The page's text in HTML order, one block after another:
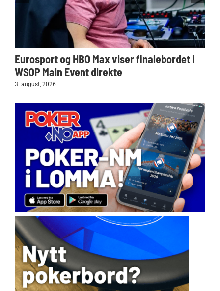
Eurosport og HBO Max viser finalebordet i
WSOP Main Event direkte
3. august, 2026